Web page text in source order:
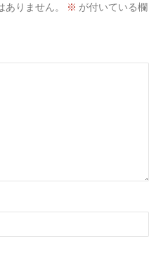
りません。 ※ が付いている欄